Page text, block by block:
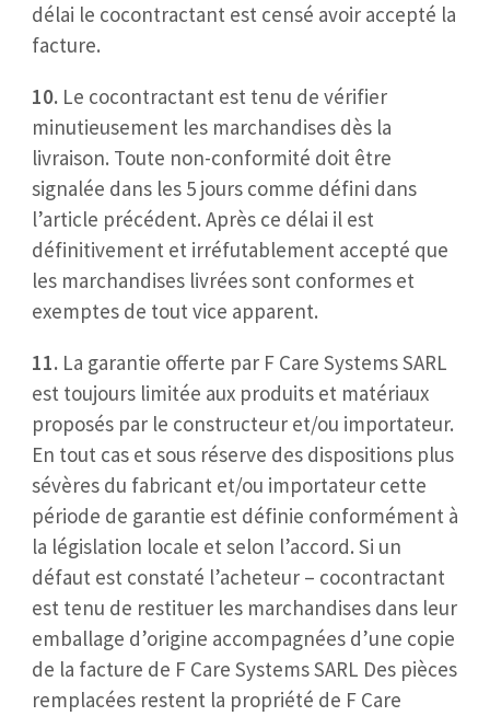
délai le cocontractant est censé avoir accepté la
facture.
10.Le cocontractant est tenu de vérifier
minutieusement les marchandises dès la
livraison. Toute non-conformité doit être
signalée dans les 5 jours comme défini dans
l’article précédent. Après ce délai il est
définitivement et irréfutablement accepté que
les marchandises livrées sont conformes et
exemptes de tout vice apparent.
11.La garantie offerte par F Care Systems SARL
est toujours limitée aux produits et matériaux
proposés par le constructeur et/ou importateur.
En tout cas et sous réserve des dispositions plus
sévères du fabricant et/ou importateur cette
période de garantie est définie conformément à
la législation locale et selon l’accord. Si un
défaut est constaté l’acheteur – cocontractant
est tenu de restituer les marchandises dans leur
emballage d’origine accompagnées d’une copie
de la facture de F Care Systems SARL Des pièces
remplacées restent la propriété de F Care